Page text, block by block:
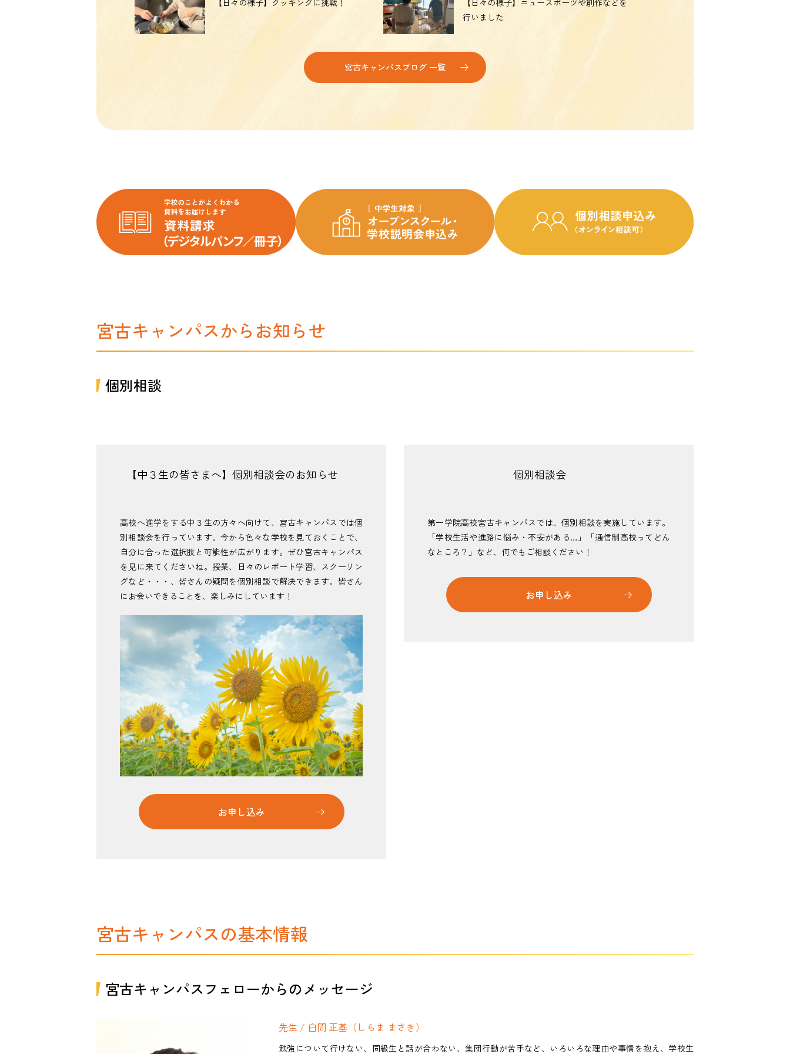
行いました
宮古キャンパスブログ 一覧
宮古キャンパスからお知らせ
個別相談
【中３生の皆さまへ】個別相談会のお知らせ
高校へ進学をする中３生の方々へ向けて、宮古キャンパスでは個
別相談会を行っています。今から色々な学校を見ておくことで、
自分に合った選択肢と可能性が広がります。ぜひ宮古キャンパス
を見に来てくださいね。授業、日々のレポート学習、スクーリン
グなど・・・、皆さんの疑問を個別相談で解決できます。皆さん
にお会いできることを、楽しみにしています！
お申し込み
個別相談会
第一学院高校宮古キャンパスでは、個別相談を実施しています。
「学校生活や進路に悩み・不安がある…」「通信制高校ってどん
なところ？」など、何でもご相談ください！
お申し込み
宮古キャンパスの基本情報
宮古キャンパスフェローからのメッセージ
先生 / 白間 正基（しらま まさき）
勉強について行けない、同級生と話が合わない、集団行動が苦手など、いろいろな理由や事情を抱え、学校生